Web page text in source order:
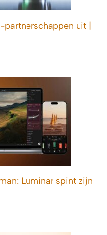
uit |
Luminar spint zijn